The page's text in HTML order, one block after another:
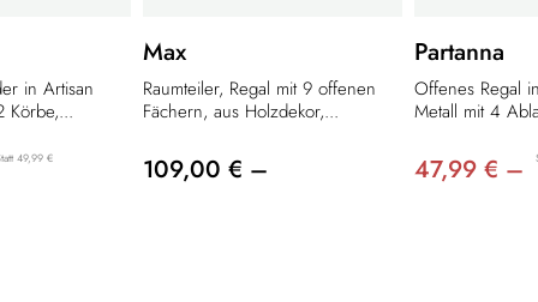
in Artisan
Körbe,...
49,99 €
Max
Raumteiler, Regal mit 9 offenen
Fächern, aus Holzdekor,...
109,00 € –
Partanna
Offenes Regal
Metall mit 4
47,99 € –